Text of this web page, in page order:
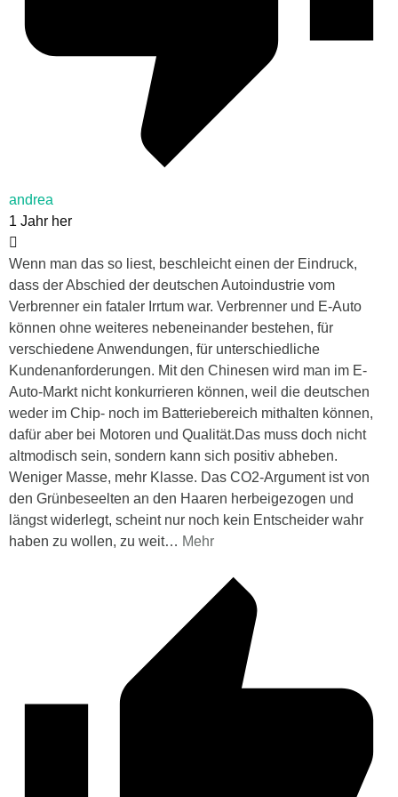
andrea
1 Jahr her
Wenn man das so liest, beschleicht einen der Eindruck,
dass der Abschied der deutschen Autoindustrie vom
Verbrenner ein fataler Irrtum war. Verbrenner und E-Auto
können ohne weiteres nebeneinander bestehen, für
verschiedene Anwendungen, für unterschiedliche
Kundenanforderungen. Mit den Chinesen wird man im E-
Auto-Markt nicht konkurrieren können, weil die deutschen
weder im Chip- noch im Batteriebereich mithalten können,
dafür aber bei Motoren und Qualität.Das muss doch nicht
altmodisch sein, sondern kann sich positiv abheben.
Weniger Masse, mehr Klasse. Das CO2-Argument ist von
den Grünbeseelten an den Haaren herbeigezogen und
längst widerlegt, scheint nur noch kein Entscheider wahr
haben zu wollen, zu weit… Mehr